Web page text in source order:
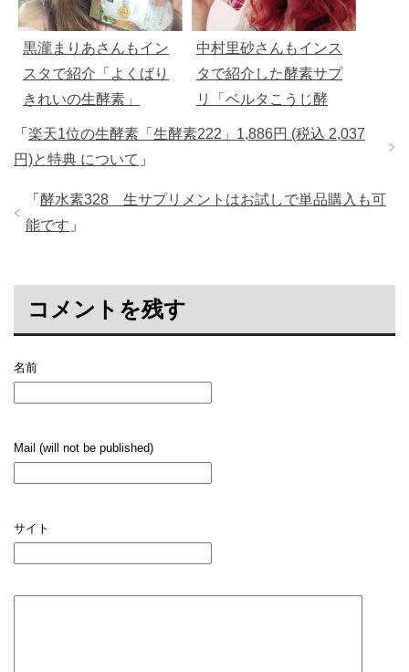
黒瀧まりあさんもイン
スタで紹介「よくばり
きれいの生酵素」
中村里砂さんもインス
タで紹介した酵素サプ
リ「ベルタこうじ酵
素」初回500円で人気
「 楽天1位の生酵素「生酵素222」1,886円 (税込 2,037
円)と特典 について 」
「 酵水素328 生サプリメントはお試しで単品購入も可
能です 」
コメントを残す
名前
Mail (will not be published)
サイト